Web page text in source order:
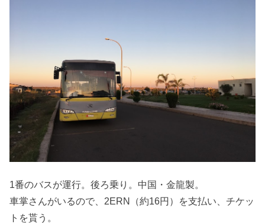
1番のバスが運行。後ろ乗り。中国・金龍製。
車掌さんがいるので、2ERN（約16円）を支払い、チケッ
トを貰う。